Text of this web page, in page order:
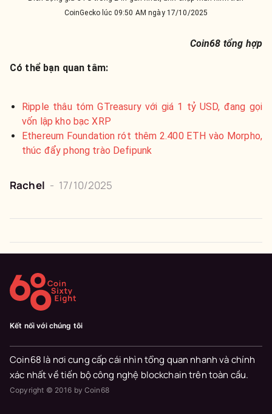
CoinGecko lúc 09:50 AM ngày 17/10/2025
Coin68 tổng hợp
Có thể bạn quan tâm:
Ripple thâu tóm GTreasury với giá 1 tỷ USD, đang gọi
vốn lập kho bạc XRP
Ethereum Foundation rót thêm 2.400 ETH vào Morpho,
thúc đẩy phong trào Defipunk
Rachel - 17/10/2025
Kết nối với chúng tôi
Coin68 là nơi cung cấp cái nhìn tổng quan nhanh và chính
xác nhất về tiến bộ công nghệ blockchain trên toàn cầu.
Copyright © 2016 by Coin68